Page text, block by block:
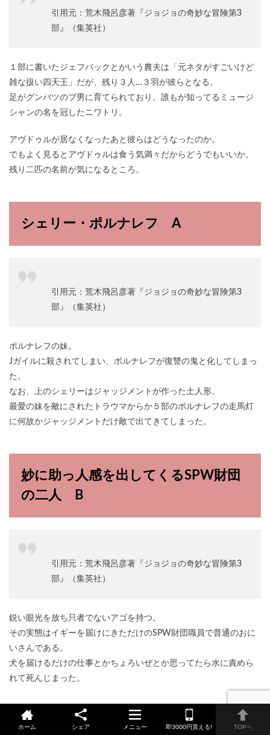
引用元：荒木飛呂彦著『ジョジョの奇妙な冒険第3
部』（集英社）
１部に書いたジェフバックとかいう農夫は「元ネタがすごいけど
雑な扱い四天王」だが、残り３人…３羽が彼らとなる。
足がグンバツのブ男に育てられており、誰もが知ってるミュージ
シャンの名を冠したニワトリ。
アヴドゥルが居なくなったあと彼らはどうなったのか。
でもよく見るとアヴドゥルは食う気満々だからどうでもいいか。
残り二匹の名前が気になるところ。
シェリー・ポルナレフ A
引用元：荒木飛呂彦著『ジョジョの奇妙な冒険第3
部』（集英社）
ポルナレフの妹。
Jガイルに殺されてしまい、ポルナレフが復讐の鬼と化してしまっ
た。
なお、上のシェリーはジャッジメントが作った土人形。
最愛の妹を敵にされたトラウマからか５部のポルナレフの走馬灯
に何故かジャッジメントだけ敵で出てきてしまった。
妙に助っ人感を出してくるSPW財団
の二人 B
引用元：荒木飛呂彦著『ジョジョの奇妙な冒険第3
部』（集英社）
鋭い眼光を放ち只者でないアゴを持つ。
その実態はイギーを届けにきただけのSPW財団職員で普通のおに
いさんである。
犬を届けるだけの仕事とかちょろいぜとか思ってたら水に責めら
れて死んじまった。
ボインゴの漫画大好きな漫画家 B
ホーム シェア メニュー 即3000円貰える! TOPへ